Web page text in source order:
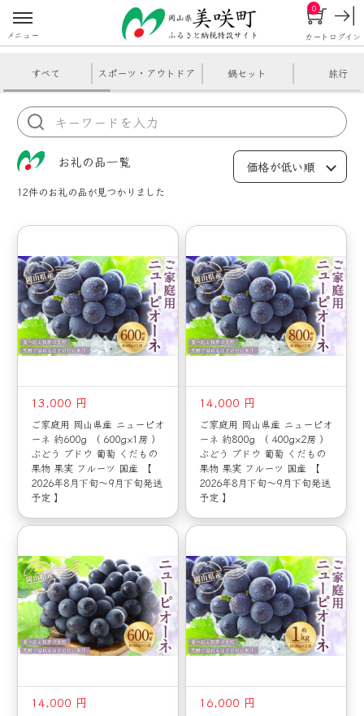
メニュー カート
0
ログイン
すべて スポーツ・アウトドア 鍋セット 旅行
お礼の品一覧
12件のお礼の品が見つかりました
13,000 円
ご家庭用 岡山県産 ニューピオ
ーネ 約600g （ 600g×1房 ）
ぶどう ブドウ 葡萄 くだもの
果物 果実 フルーツ 国産 【
2026年8月下旬～9月下旬発送
予定 】
14,000 円
ご家庭用 岡山県産 ニューピオ
ーネ 約800g （ 400g×2房 ）
ぶどう ブドウ 葡萄 くだもの
果物 果実 フルーツ 国産 【
2026年8月下旬～9月下旬発送
予定 】
14,000 円 16,000 円